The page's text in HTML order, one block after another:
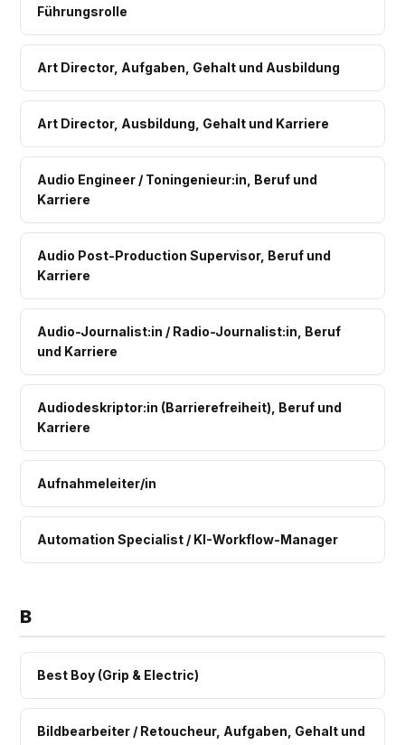
Führungsrolle
Art Director, Aufgaben, Gehalt und Ausbildung
Art Director, Ausbildung, Gehalt und Karriere
Audio Engineer / Toningenieur:in, Beruf und
Karriere
Audio Post-Production Supervisor, Beruf und
Karriere
Audio-Journalist:in / Radio-Journalist:in, Beruf
und Karriere
Audiodeskriptor:in (Barrierefreiheit), Beruf und
Karriere
Aufnahmeleiter/in
Automation Specialist / KI-Workflow-Manager
B
Best Boy (Grip & Electric)
Bildbearbeiter / Retoucheur, Aufgaben, Gehalt und